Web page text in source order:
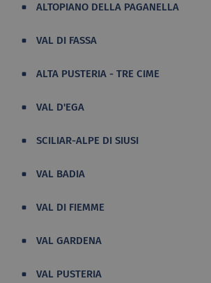
ALTOPIANO DELLA PAGANELLA
VAL DI FASSA
ALTA PUSTERIA - TRE CIME
VAL D'EGA
SCILIAR-ALPE DI SIUSI
VAL BADIA
VAL DI FIEMME
VAL GARDENA
VAL PUSTERIA